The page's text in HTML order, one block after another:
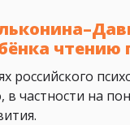
чтению
российского
в частности на